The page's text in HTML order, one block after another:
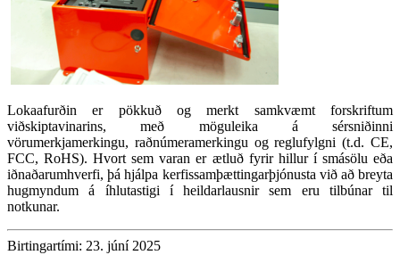
Lokaafurðin er pökkuð og merkt samkvæmt forskriftum
viðskiptavinarins, með möguleika á sérsniðinni
vörumerkjamerkingu, raðnúmeramerkingu og reglufylgni (t.d. CE,
FCC, RoHS). Hvort sem varan er ætluð fyrir hillur í smásölu eða
iðnaðarumhverfi, þá hjálpa kerfissamþættingarþjónusta við að breyta
hugmyndum á íhlutastigi í heildarlausnir sem eru tilbúnar til
notkunar.
Birtingartími: 23. júní 2025